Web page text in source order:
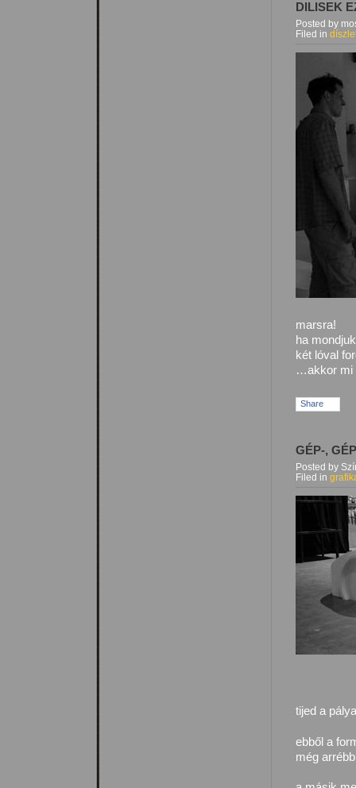
DILISEK
Posted by
Filed in
marsra!
ha
két lóval
…akkor mi
Share
GÉP-,
Posted by
Filed in
tijed a
ebből a
még